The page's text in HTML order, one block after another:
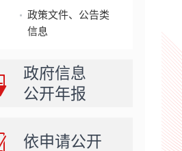
政策文件、公告类
信息
政府信息
公开年报
依申请公开